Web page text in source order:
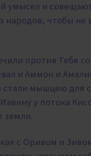
умысел и
народов, чтобы не
против Тебя
и Аммон и
стали мышцею для
у потока
земли.
с Оривом и